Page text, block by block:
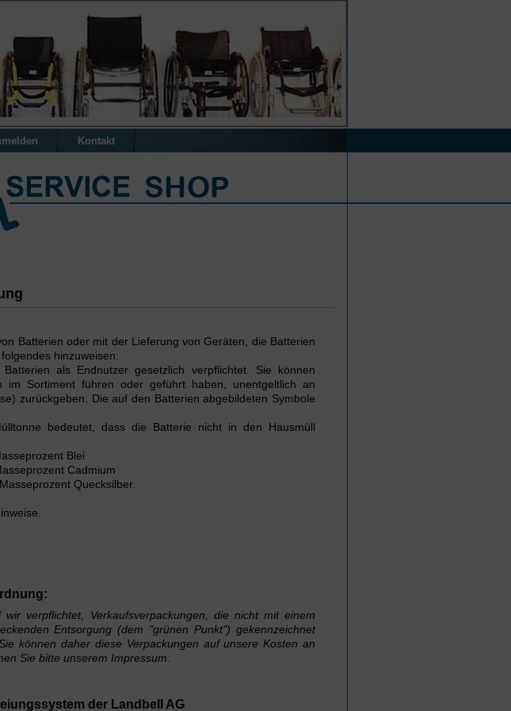
Kontakt
Batterien oder mit der Lieferung von Geräten, die Batterien
hinzuweisen:
als Endnutzer gesetzlich verpflichtet. Sie können
im Sortiment führen oder geführt haben, unentgeltlich an
zurückgeben. Die auf den Batterien abgebildeten Symbole
bedeutet, dass die Batterie nicht in den Hausmüll
Blei
Cadmium
Quecksilber.
wir verpflichtet, Verkaufsverpackungen, die nicht mit einem
Entsorgung (dem "grünen Punkt") gekennzeichnet
können daher diese Verpackungen auf unsere Kosten an
Sie bitte unserem Impressum.
der Landbell AG